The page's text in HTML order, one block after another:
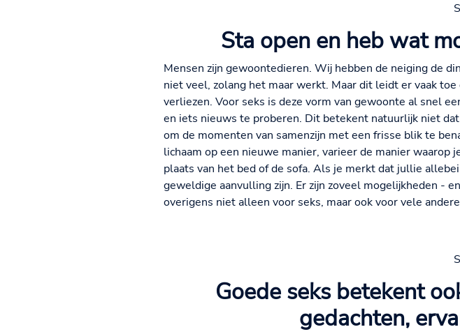
Sta open en heb wat
Mensen zijn gewoontedieren. Wij hebben de neiging de
niet veel, zolang het maar werkt. Maar dit leidt er vaak
verliezen. Voor seks is deze vorm van gewoonte al snel
en iets nieuws te proberen. Dit betekent natuurlijk niet
om de momenten van samenzijn met een frisse blik te
lichaam op een nieuwe manier, varieer de manier waarop
plaats van het bed of de sofa. Als je merkt dat jullie
geweldige aanvulling zijn. Er zijn zoveel mogelijkheden -
overigens niet alleen voor seks, maar ook voor vele
Goede seks betekent
gedachten,